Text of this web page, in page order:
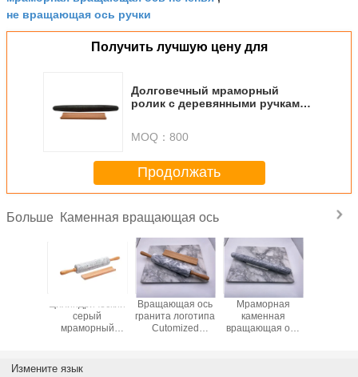
не вращающая ось ручки
Получить лучшую цену для
Долговечный мраморный
ролик с деревянными ручками
MOQ： 800
Продолжать
Больше Каменная вращающая ось
Цилиндрический
серый
мраморный
Вращающая ось
гранита логотипа
Cutomized
Мраморная
каменная
вращающая ось
Измените язык